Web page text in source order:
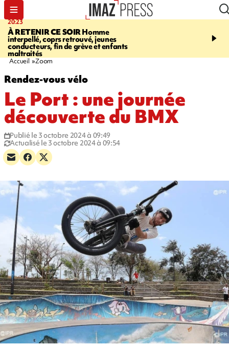
20:23
À RETENIR CE SOIRHomme
interpellé, coprs retrouvé, jeunes
conducteurs, fin de grève et enfants
maltraités
06:04
à La Réunion - des
Accueil Zoom
Rendez-vous vélo
Le Port : une journée
découverte du BMX
Publié le 3 octobre 2024 à 09:49
Actualisé le 3 octobre 2024 à 09:54